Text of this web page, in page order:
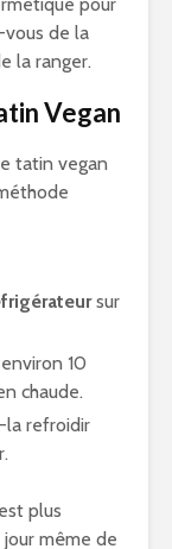
vous de la
la ranger.
Vegan
tatin vegan
sur
10
chaude.
la refroidir
plus
même de